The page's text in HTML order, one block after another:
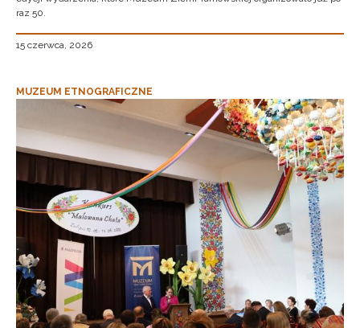
raz 50.
15 czerwca, 2026
MUZEUM ETNOGRAFICZNE